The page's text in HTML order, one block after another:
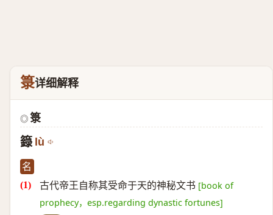
箓详细解释
◎ 箓
籙 lù
名
古代帝王自称其受命于天的神秘文书 [book of
prophecy，esp.regarding dynastic fortunes]